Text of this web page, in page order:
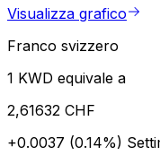
Visualizza grafico
Franco svizzero
1 KWD equivale a
2,61632 CHF
+0.0037 (0.14%)